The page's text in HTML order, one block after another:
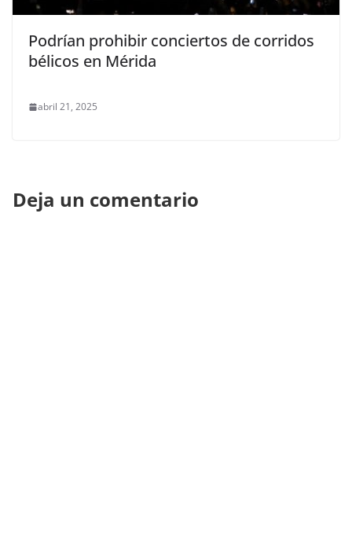
Podrían prohibir conciertos de corridos
bélicos en Mérida
abril 21, 2025
Deja un comentario